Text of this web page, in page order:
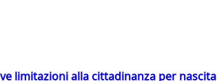
limitazioni alla cittadinanza per nascita